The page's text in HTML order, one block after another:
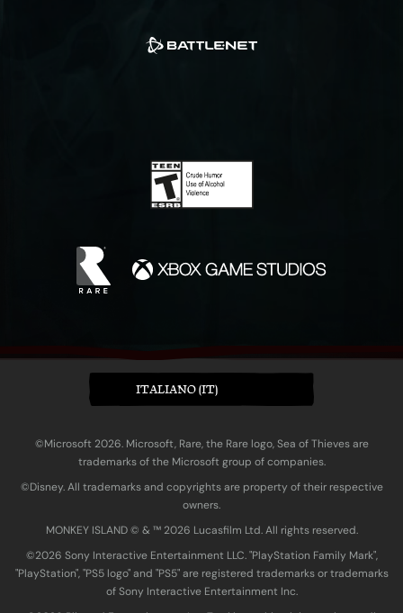
ITALIANO (IT)
©Microsoft 2026. Microsoft, Rare, the Rare logo, Sea of Thieves are
trademarks of the Microsoft group of companies.
©Disney. All trademarks and copyrights are property of their respective
owners.
MONKEY ISLAND © & ™ 20‍26 Lucasfilm Ltd. All rights reserved.
©2026 Sony Interactive Entertainment LLC. "PlayStation Family Mark",
"PlayStation", "PS5 logo" and "PS5" are registered trademarks or trademarks
of Sony Interactive Entertainment Inc.